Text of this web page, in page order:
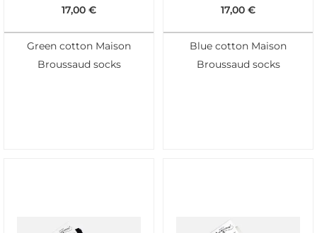
17,00 €
Green cotton Maison
Broussaud socks
17,00 €
Blue cotton Maison
Broussaud socks